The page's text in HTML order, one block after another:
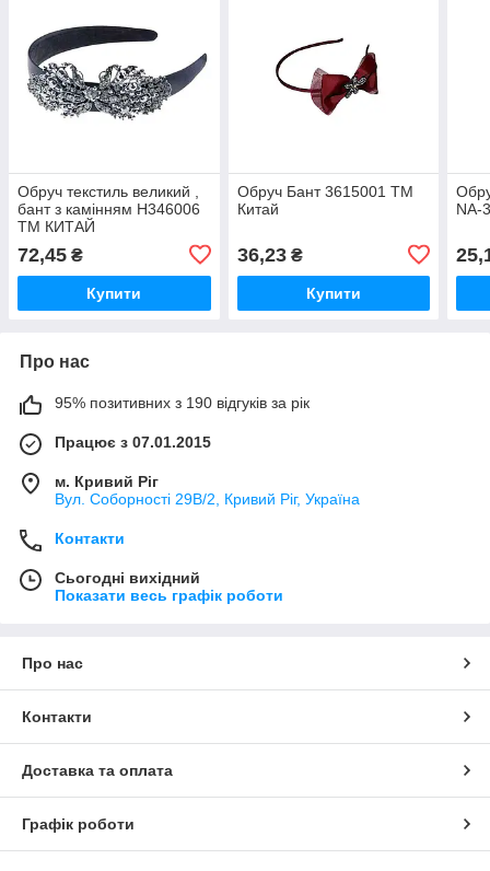
Обруч текстиль великий ,
бант з камінням H346006
ТМ КИТАЙ
72,45 ₴
Купити
Обруч Бант 3615001 ТМ
Китай
36,23₴
Купити
NA-
Про нас
95% позитивних з 190 відгуків за рік
Працює з 07.01.2015
м. Кривий Ріг
Вул. Соборності 29В/2, Кривий Ріг, Україна
Контакти
Сьогодні вихідний
Показати весь графік роботи
Про нас
Контакти
Доставка та оплата
Графік роботи